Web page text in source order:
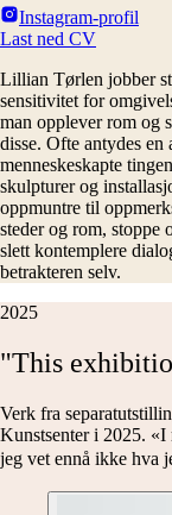
Instagram-profil
Last ned CV
Lillian Tørlen jobber
sensitivitet for
man opplever rom og
disse. Ofte antydes
menneskeskapte
skulpturer og
oppmuntre til
steder og rom, stoppe
slett kontemplere
betrakteren selv.
2025
"This
Verk fra
Kunstsenter i 2025.
jeg vet ennå ikke hva